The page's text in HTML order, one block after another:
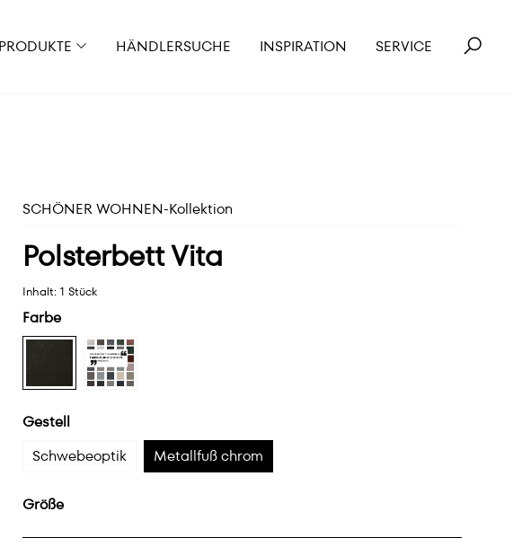
PRODUKTE HÄNDLERSUCHE INSPIRATION SERVICE
SCHÖNER WOHNEN-Kollektion
Polsterbett Vita
Inhalt: 1 Stück
Farbe
Gestell
Schwebeoptik
Metallfuß chrom
Größe